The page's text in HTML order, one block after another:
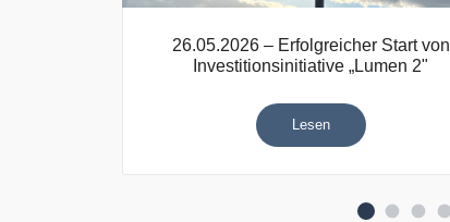
26.05.2026 – Erfolgreicher Start von
Investitionsinitiative „Lumen 2"
Lesen